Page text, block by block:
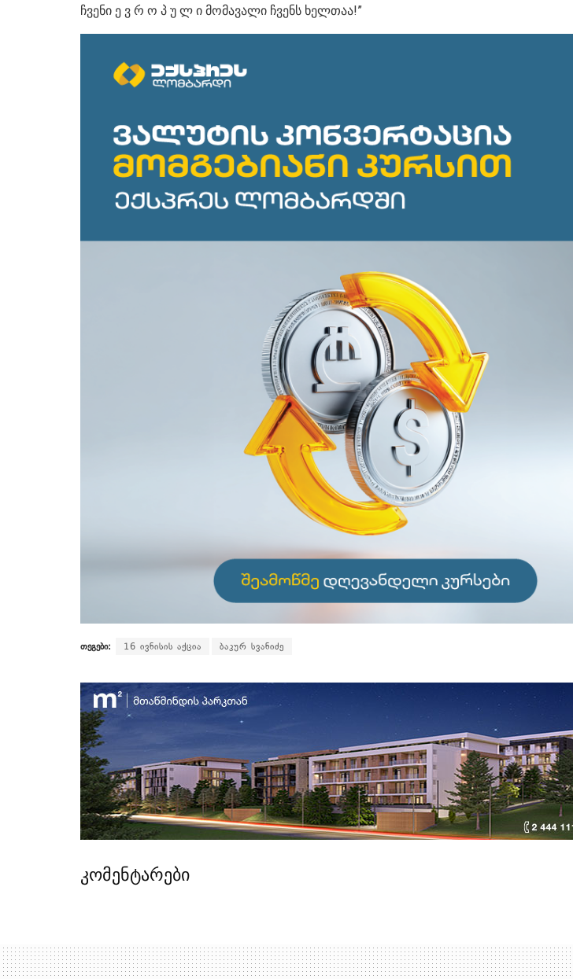
ჩვენი ე ვ რ ო პ უ ლ ი მომავალი ჩვენს ხელთაა!”
თეგები: 16 ივნისის აქცია ბაკურ სვანიძე
კომენტარები